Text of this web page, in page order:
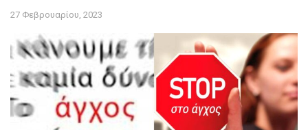
27 Φεβρουαρίου, 2023